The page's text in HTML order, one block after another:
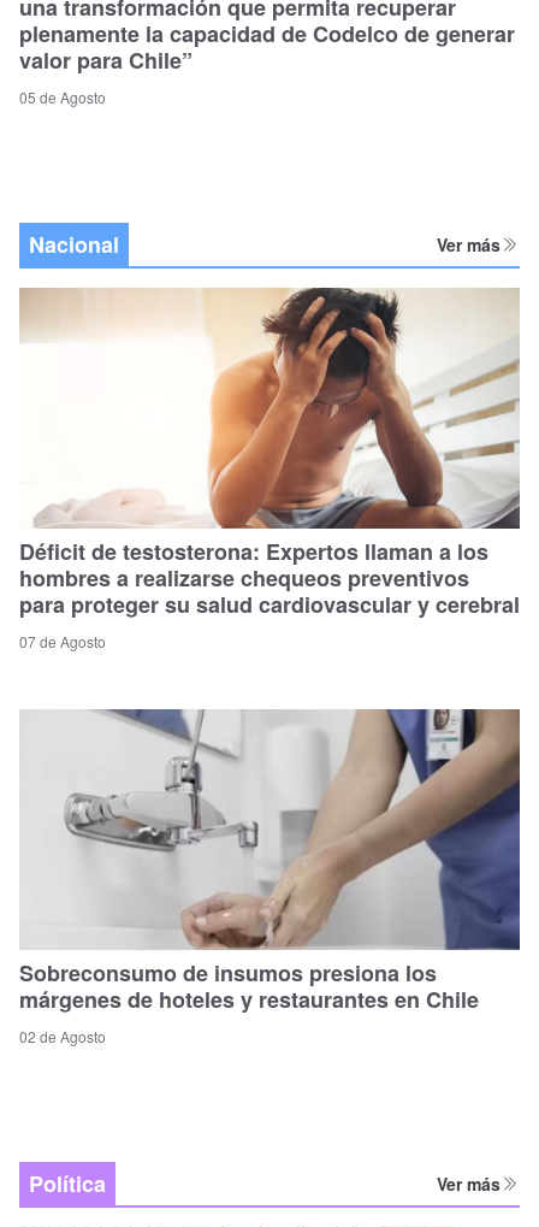
una transformación que permita recuperar
plenamente la capacidad de Codelco de generar
valor para Chile”
05 de Agosto
Nacional Ver más
Déficit de testosterona: Expertos llaman a los
hombres a realizarse chequeos preventivos
para proteger su salud cardiovascular y cerebral
07 de Agosto
Sobreconsumo de insumos presiona los
márgenes de hoteles y restaurantes en Chile
02 de Agosto
Política Ver más